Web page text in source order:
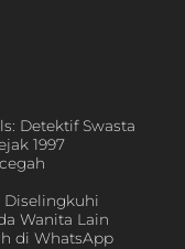
Detektif Swasta
1997
Diselingkuhi
Wanita Lain
di WhatsApp